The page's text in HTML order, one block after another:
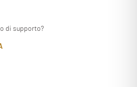
di supporto?